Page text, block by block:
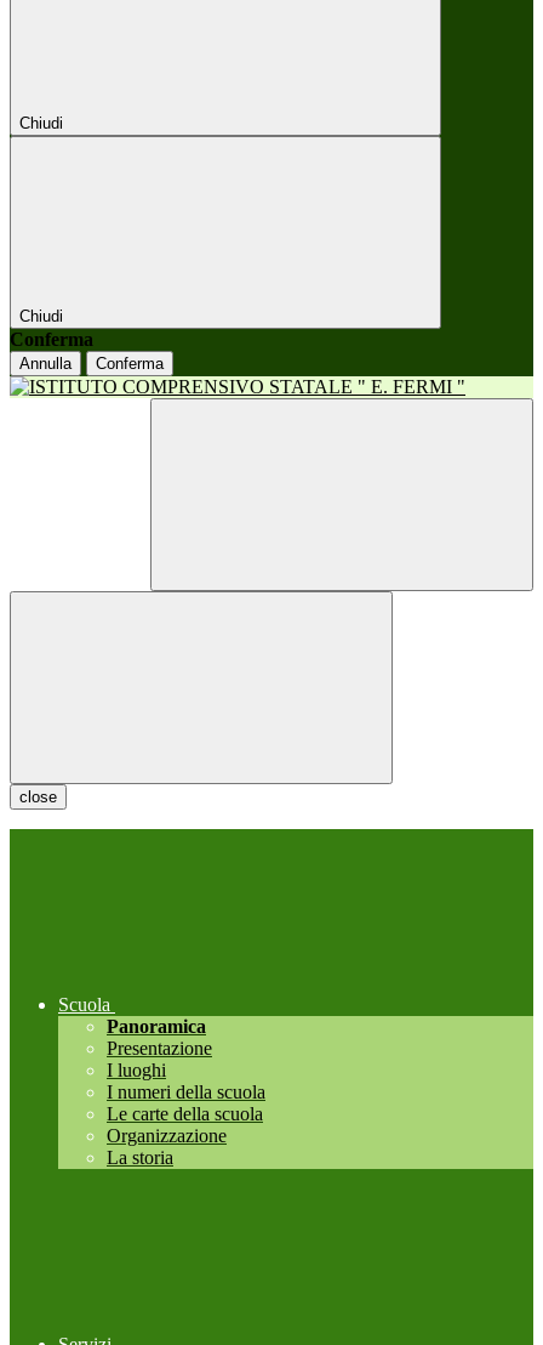
Chiudi
Chiudi
Conferma
Annulla Conferma
close
Scuola
Panoramica
Presentazione
I luoghi
I numeri della scuola
Le carte della scuola
Organizzazione
La storia